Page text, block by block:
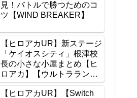
見！バトルで勝つためのコ
ツ【WIND BREAKER】
【ヒロアカUR】新ステージ
「ケイオスシティ」根津校
長の小さな小屋まとめ【ヒ
ロアカ】【ウルトラランブ
ル】
【ヒロアカUR】【Switch